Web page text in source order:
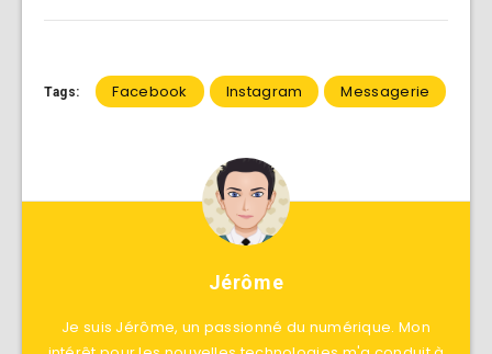
Tags: Facebook Instagram Messagerie
Jérôme
Je suis Jérôme, un passionné du numérique. Mon